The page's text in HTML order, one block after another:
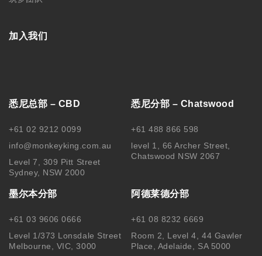
加入我们
悉尼总部 – CBD
+61 02 9212 0099
info@monkeyking.com.au
Level 7, 309 Pitt Street
Sydney, NSW 2000
悉尼分部 – Chatswood
+61 488 866 598
level 1, 66 Archer Street,
Chatswood NSW 2067
墨尔本分部
+61 03 9606 0666
Level 1/373 Lonsdale Street
Melbourne, VIC, 3000
阿德莱德分部
+61 08 8232 6669
Room 2, Level 4, 44 Gawler
Place, Adelaide, SA 5000